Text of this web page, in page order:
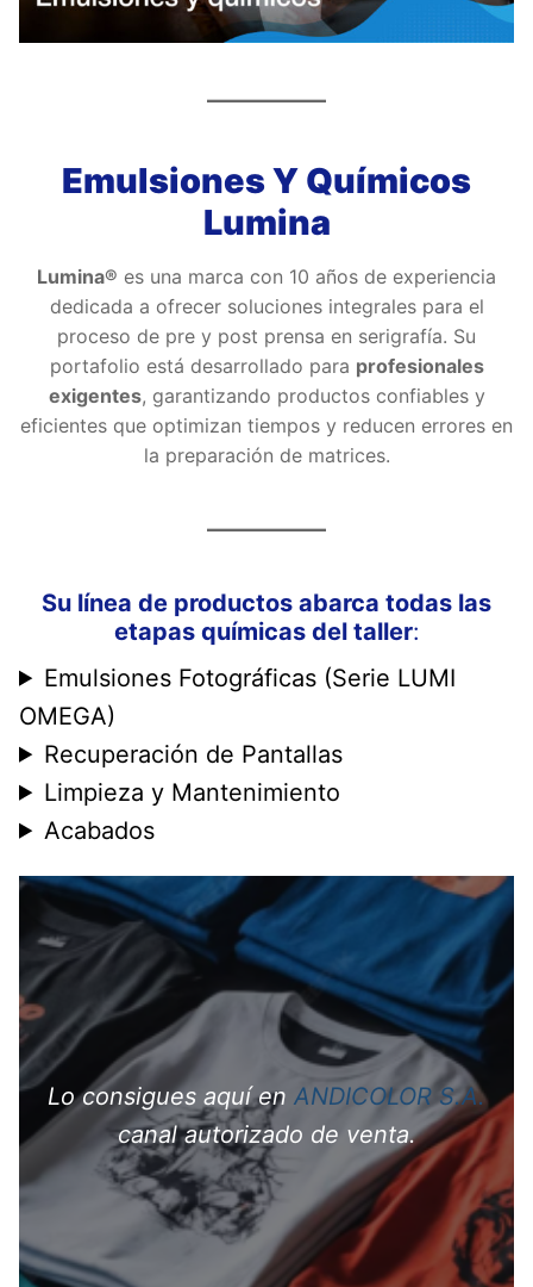
Emulsiones Y Químicos
Lumina
Lumina® es una marca con 10 años de experiencia
dedicada a ofrecer soluciones integrales para el
proceso de pre y post prensa en serigrafía. Su
portafolio está desarrollado para profesionales
exigentes, garantizando productos confiables y
eficientes que optimizan tiempos y reducen errores en
la preparación de matrices.
Su línea de productos abarca todas las
etapas químicas del taller:
Emulsiones Fotográficas (Serie LUMI
OMEGA)
Recuperación de Pantallas
Limpieza y Mantenimiento
Acabados
Lo consigues aquí en ANDICOLOR S.A.
canal autorizado de venta.